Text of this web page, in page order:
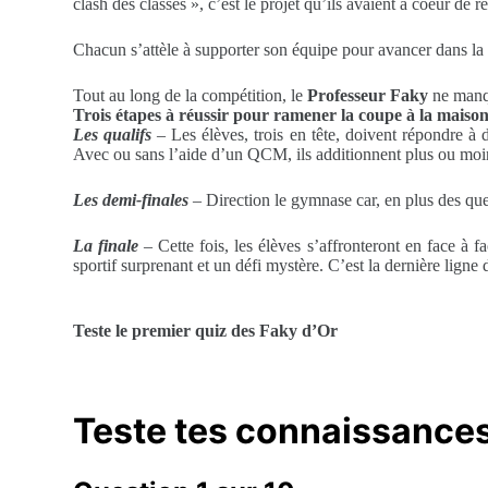
clash des classes », c’est le projet qu’ils avaient à coeur de
Chacun s’attèle à supporter son équipe pour avancer dans
Tout au long de la compétition, leProfesseur Faky ne
Trois étapes à réussir pour ramener la coupe à la
Les qualifs – Les élèves, trois en tête, doivent répondre à
Avec ou sans l’aide d’un QCM, ils additionnent plus ou
Les demi-finales – Direction le gymnase car, en plus des
La finale – Cette fois, les élèves s’affronteront en face à
sportif surprenant et un défi mystère. C’est la dernière
Teste le premier quiz des Faky d’Or